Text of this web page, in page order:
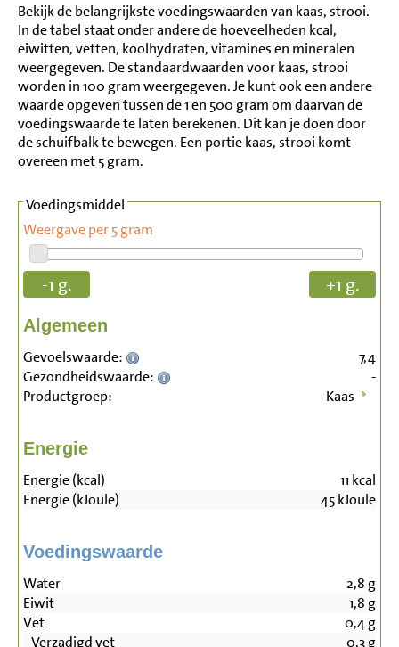
Bekijk de belangrijkste voedingswaarden van kaas, strooi.
In de tabel staat onder andere de hoeveelheden kcal,
eiwitten, vetten, koolhydraten, vitamines en mineralen
weergegeven. De standaardwaarden voor kaas, strooi
worden in 100 gram weergegeven. Je kunt ook een andere
waarde opgeven tussen de 1 en 500 gram om daarvan de
voedingswaarde te laten berekenen. Dit kan je doen door
de schuifbalk te bewegen. Een portie kaas, strooi komt
overeen met 5 gram.
Voedingsmiddel
Weergave per 5 gram
-1 g. +1 g.
Algemeen
Gevoelswaarde:
7,4
Gezondheidswaarde:
-
Productgroep:
Kaas
Energie
Energie (kcal) 11 kcal
Energie (kJoule)
45kJoule
Voedingswaarde
Water 2,8 g
Eiwit
1,8 g
Vet
0,4g
Verzadigd vet
0,3g